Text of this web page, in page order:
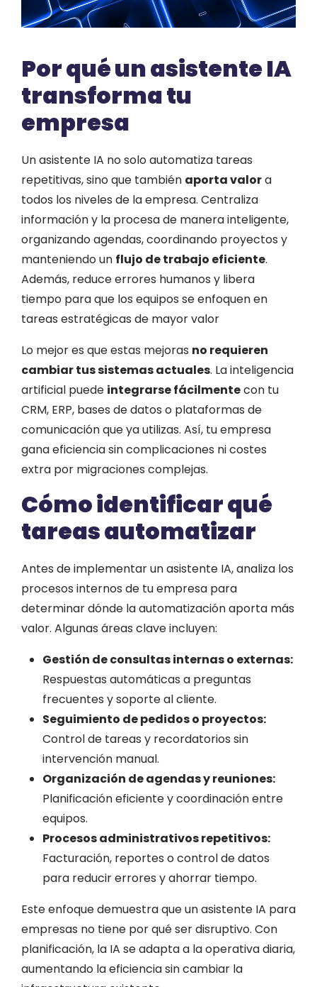
Por qué un asistente IA
transforma tu
empresa
Un asistente IA no solo automatiza tareas
repetitivas, sino que también aporta valora
todos los niveles de la empresa. Centraliza
información y la procesa de manera inteligente,
organizando agendas, coordinando proyectos y
manteniendo un flujo de trabajo eficiente.
Además, reduce errores humanos y libera
tiempo para que los equipos se enfoquen en
tareas estratégicas de mayor valor
Lo mejor es que estas mejoras no requieren
cambiar tus sistemas actuales. La inteligencia
artificial puede integrarse fácilmentecon tu
CRM, ERP, bases de datos o plataformas de
comunicación que ya utilizas. Así, tu empresa
gana eficiencia sin complicaciones ni costes
extra por migraciones complejas.
Cómo identificar qué
tareas automatizar
Antes de implementar un asistente IA, analiza los
procesos internos de tu empresa para
determinar dónde la automatización aporta más
valor. Algunas áreas clave incluyen:
Gestión de consultas internas o externas:
Respuestas automáticas a preguntas
frecuentes y soporte al cliente.
Seguimiento de pedidos o proyectos:
Control de tareas y recordatorios sin
intervención manual.
Organización de agendas y reuniones:
Planificación eficiente y coordinación entre
equipos.
Procesos administrativos repetitivos:
Facturación, reportes o control de datos
para reducir errores y ahorrar tiempo.
Este enfoque demuestra que un asistente IA para
empresas no tiene por qué ser disruptivo. Con
planificación, la IA se adapta a la operativa diaria,
aumentando la eficiencia sin cambiar la